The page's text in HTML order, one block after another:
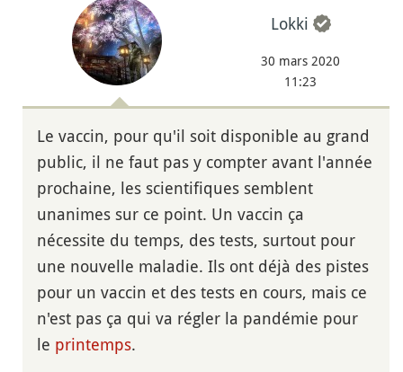
Lokki
30 mars 2020
11:23
Le vaccin, pour qu'il soit disponible au grand
public, il ne faut pas y compter avant l'année
prochaine, les scientifiques semblent
unanimes sur ce point. Un vaccin ça
nécessite du temps, des tests, surtout pour
une nouvelle maladie. Ils ont déjà des pistes
pour un vaccin et des tests en cours, mais ce
n'est pas ça qui va régler la pandémie pour
le printemps.